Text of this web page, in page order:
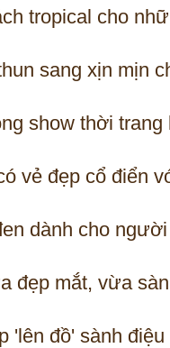
tropical cho
sang xịn mịn
show thời
vẻ đẹp cổ điển
dành cho
đẹp mắt, vừa
'lên đồ' sành điệu